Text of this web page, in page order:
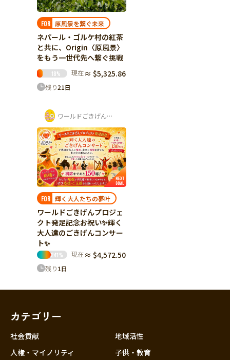
FOR 原風景を繋ぐ未来
ネパール・ゴルケ村の紅茶
と共に、Origin〈原風景〉
をもう一世代先へ繋ぐ挑戦
18% 現在 ≈ $5,325.86
残り21日
ワールドごきげんプロジェクト
FOR 輝く大人たちの夢叶
ワールドごきげんプロジェ
クト発足記念お祝い✨輝く
大人達のごきげんコンサー
ト✨
241 % 現在 ≈ $4,572.50
残り1日
カテゴリー
社会貢献
人権・マイノリティ
地域活性
子供・教育